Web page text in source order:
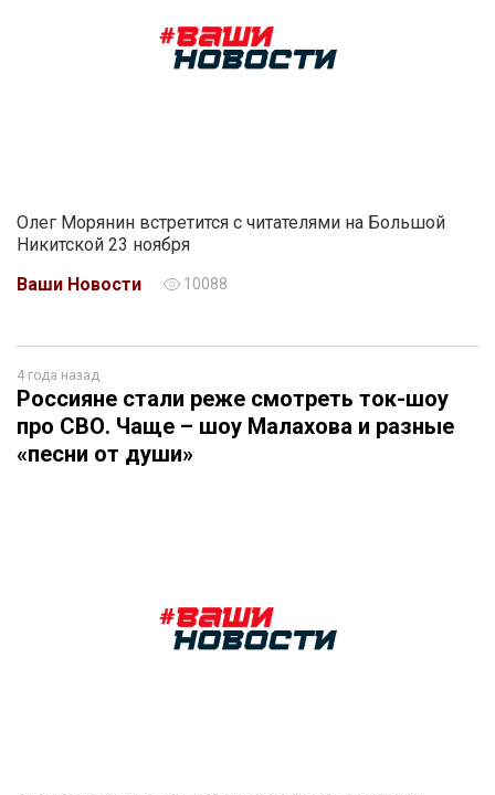
Олег Морянин встретится с читателями на Большой
Никитской 23 ноября
Ваши Новости
10088
4 года назад
Россияне стали реже смотреть ток-шоу
про СВО. Чаще – шоу Малахова и разные
«песни от души»